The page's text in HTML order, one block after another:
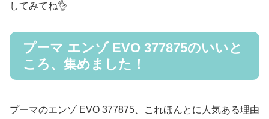
してみてね👌
プーマ エンゾ EVO 377875のいいと
ころ、集めました！
プーマのエンゾ EVO 377875、これほんとに人気ある理由